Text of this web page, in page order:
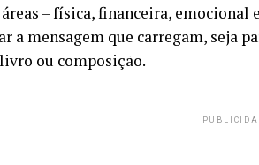
– física, financeira,
a mensagem que carregam, seja
ou composição.